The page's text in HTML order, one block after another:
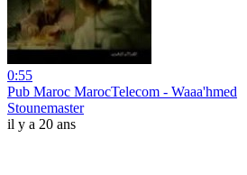
0:55
Pub Maroc MarocTelecom - Waaa'hmed
Stounemaster
il y a 20 ans